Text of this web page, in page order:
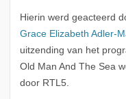
Hierin werd geacteerd
Grace Elizabeth Adler-
uitzending van het
Old Man And The Sea
door RTL5.